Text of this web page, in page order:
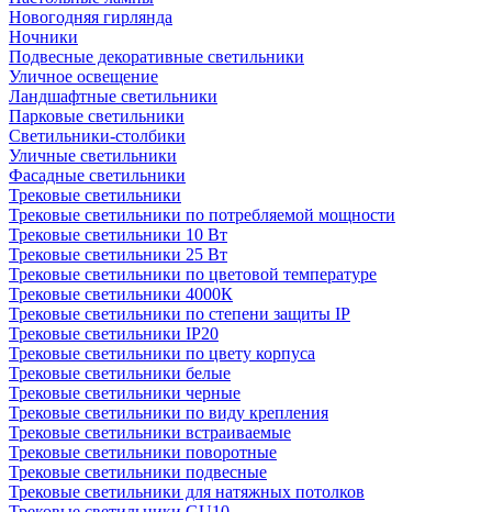
Новогодняя гирлянда
Ночники
Подвесные декоративные светильники
Уличное освещение
Ландшафтные светильники
Парковые светильники
Светильники-столбики
Уличные светильники
Фасадные светильники
Трековые светильники
Трековые светильники по потребляемой мощности
Трековые светильники 10 Вт
Трековые светильники 25 Вт
Трековые светильники по цветовой температуре
Трековые светильники 4000К
Трековые светильники по степени защиты IP
Трековые светильники IP20
Трековые светильники по цвету корпуса
Трековые светильники белые
Трековые светильники черные
Трековые светильники по виду крепления
Трековые светильники встраиваемые
Трековые светильники поворотные
Трековые светильники подвесные
Трековые светильники для натяжных потолков